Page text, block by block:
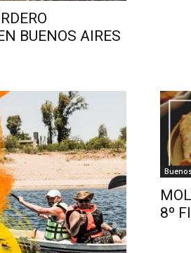
BUENOS AIRES
8º